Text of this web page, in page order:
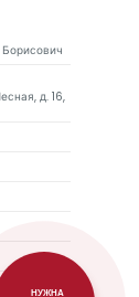
д. 16,
НУЖНА